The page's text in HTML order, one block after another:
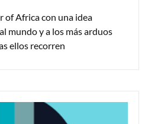
of Africa con una idea
mundo y a los más arduos
ellos recorren